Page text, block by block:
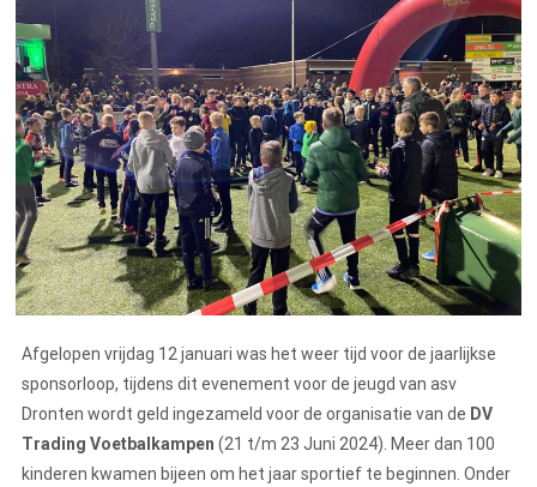
Afgelopen vrijdag 12 januari was het weer tijd voor de jaarlijkse
sponsorloop, tijdens dit evenement voor de jeugd van asv
Dronten wordt geld ingezameld voor de organisatie van de DV
Trading Voetbalkampen (21 t/m 23 Juni 2024). Meer dan 100
kinderen kwamen bijeen om het jaar sportief te beginnen. Onder